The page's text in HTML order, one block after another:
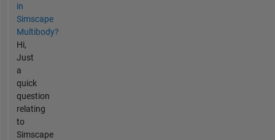
in
Simscape
Multibody?
Hi,
Just
a
quick
question
relating
to
Simscape